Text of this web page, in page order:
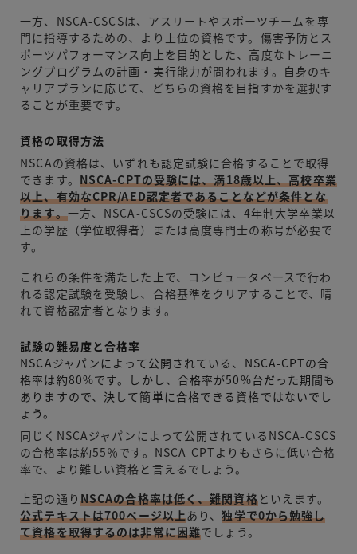
一方、NSCA-CSCSは、アスリートやスポーツチームを専
門に指導するための、より上位の資格です。傷害予防とス
ポーツパフォーマンス向上を目的とした、高度なトレーニ
ングプログラムの計画・実行能力が問われます。自身のキ
ャリアプランに応じて、どちらの資格を目指すかを選択す
ることが重要です。
資格の取得方法
NSCAの資格は、いずれも認定試験に合格することで取得
できます。 NSCA-CPTの受験には、満18歳以上、高校卒業
以上、有効なCPR/AED認定者であることなどが条件とな
ります。一方、NSCA-CSCSの受験には、4年制大学卒業以
上の学歴（学位取得者）または高度専門士の称号が必要で
す。
これらの条件を満たした上で、コンピュータベースで行わ
れる認定試験を受験し、合格基準をクリアすることで、晴
れて資格認定者となります。
試験の難易度と合格率
NSCAジャパンによって公開されている、NSCA-CPTの合
格率は約80%です。しかし、合格率が50%台だった期間も
ありますので、決して簡単に合格できる資格ではないでし
ょう。
同じくNSCAジャパンによって公開されているNSCA-CSCS
の合格率は約55％です。NSCA-CPTよりもさらに低い合格
率で、より難しい資格と言えるでしょう。
上記の通り NSCAの合格率は低く、難関資格といえます。
公式テキストは700ページ以上あり、独学で0から勉強し
て資格を取得するのは非常に困難でしょう。